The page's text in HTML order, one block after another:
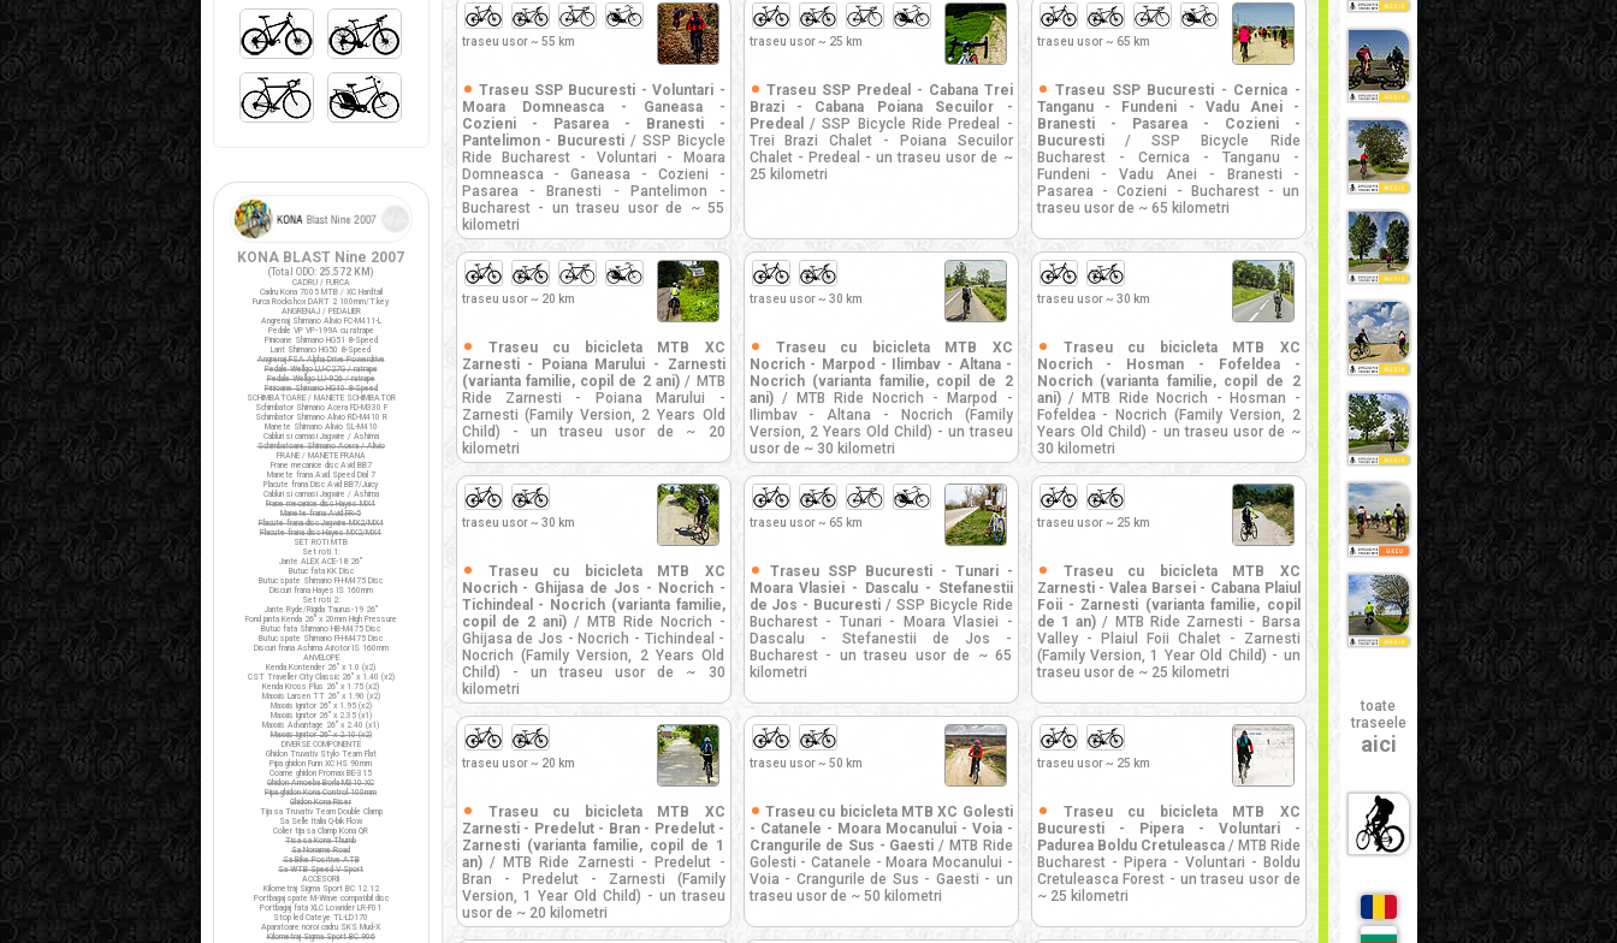
toate
traseele
aici
traseu usor ~ 55 km
Traseu SSP Bucuresti - Voluntari -
Moara Domneasca - Ganeasa -
Cozieni - Pasarea - Branesti -
Pantelimon - Bucuresti / SSP Bicycle
Ride Bucharest - Voluntari - Moara
Domneasca - Ganeasa - Cozieni -
Pasarea - Branesti - Pantelimon -
Bucharest - un traseu usor de ~ 55
kilometri
traseu usor ~ 25 km
Traseu SSP Predeal - Cabana Trei
Brazi - Cabana Poiana Secuilor -
Predeal / SSP Bicycle Ride Predeal -
Trei Brazi Chalet - Poiana Secuilor
Chalet - Predeal - un traseu usor de ~
25 kilometri
traseu usor ~ 65 km
Traseu SSP Bucuresti - Cernica -
Tanganu - Fundeni - Vadu Anei -
Branesti - Pasarea - Cozieni -
Bucuresti/ SSP Bicycle Ride
Bucharest - Cernica - Tanganu -
Fundeni - Vadu Anei - Branesti -
Pasarea - Cozieni - Bucharest - un
traseu usor de ~ 65 kilometri
traseu usor ~ 20 km
Traseu cu bicicleta MTB XC
Zarnesti - Poiana Marului - Zarnesti
(varianta familie, copil de 2 ani)/ MTB
Ride Zarnesti - Poiana Marului -
Zarnesti (Family Version, 2 Years Old
Child) - un traseu usor de ~ 20
kilometri
traseu usor ~ 30 km
Traseu cu bicicleta MTB XC
Nocrich - Marpod - Ilimbav - Altana -
Nocrich (varianta familie, copil de 2
ani)/ MTB Ride Nocrich - Marpod -
Ilimbav - Altana - Nocrich (Family
Version, 2 Years Old Child) - un traseu
usor de ~ 30 kilometri
traseu usor ~ 30 km
Traseu cu bicicleta MTB XC
Nocrich - Hosman - Fofeldea -
Nocrich (varianta familie, copil de 2
ani)/ MTB Ride Nocrich - Hosman -
Fofeldea - Nocrich (Family Version, 2
Years Old Child) - un traseu usor de ~
30 kilometri
traseu usor ~ 30 km
Traseu cu bicicleta MTB XC
Nocrich - Ghijasa de Jos - Nocrich -
Tichindeal - Nocrich (varianta familie,
copil de 2 ani) / MTB Ride Nocrich -
Ghijasa de Jos - Nocrich - Tichindeal -
Nocrich (Family Version, 2 Years Old
Child) - un traseu usor de ~ 30
kilometri
traseu usor ~ 65 km
Traseu SSP Bucuresti - Tunari -
Moara Vlasiei - Dascalu - Stefanestii
de Jos - Bucuresti / SSP Bicycle Ride
Bucharest - Tunari - Moara Vlasiei -
Dascalu - Stefanestii de Jos -
Bucharest - un traseu usor de ~ 65
kilometri
traseu usor ~ 25 km
Traseu cu bicicleta MTB XC
Zarnesti - Valea Barsei - Cabana Plaiul
Foii - Zarnesti (varianta familie, copil
de 1 an) / MTB Ride Zarnesti - Barsa
Valley - Plaiul Foii Chalet - Zarnesti
(Family Version, 1 Year Old Child) - un
traseu usor de ~ 25 kilometri
traseu usor ~ 20 km
Traseu cu bicicleta MTB XC
Zarnesti - Predelut - Bran - Predelut -
Zarnesti (varianta familie, copil de 1
an)/ MTB Ride Zarnesti - Predelut -
Bran - Predelut - Zarnesti (Family
Version, 1 Year Old Child) - un traseu
usor de ~ 20 kilometri
traseu usor ~ 50 km
Traseu cu bicicleta MTB XC Golesti
- Catanele - Moara Mocanului - Voia -
Crangurile de Sus - Gaesti / MTB Ride
Golesti - Catanele - Moara Mocanului -
Voia - Crangurile de Sus - Gaesti - un
traseu usor de ~ 50 kilometri
traseu usor ~ 25 km
Traseu cu bicicleta MTB XC
Bucuresti - Pipera - Voluntari -
Padurea Boldu Cretuleasca/ MTB Ride
Bucharest - Pipera - Voluntari - Boldu
Cretuleasca Forest - un traseu usor de
~ 25 kilometri
KONA BLAST Nine 2007
(Total ODO: 25.572 KM )
CADRU / FURCA
Cadru Kona 7005 MTB / XC Hardtail
Furca Rockshox DART 2 100mm/T.key
ANGRENAJ / PEDALIER
Angrenaj Shimano Alivio FC-M411-L
Pedale VP VP-199A cu ratrape
Pinioane Shimano HG51 8-Speed
Lant Shimano HG50 8-Speed
Angrenaj FSA Alpha Drive Powerdrive
Pedale Wellgo LU-C27G / ratrape
Pedale Wellgo LU-926 / ratrape
Pinioane Shimano HG40 8-Speed
SCHIMBATOARE / MANETE SCHIMBATOR
Schimbator Shimano Acera FD-M330 F
Schimbator Shimano Alivio RD-M410 R
Manete Shimano Alivio SL-M410
Cabluri si camasi Jagwire / Ashima
Schimbatoare Shimano Acera / Alivio
FRANE / MANETE FRANA
Frane mecanice disc Avid BB7
Manete frana Avid Speed Dial 7
Placute frana Disc Avid BB7/Juicy
Cabluri si camasi Jagwire / Ashima
Frane mecanice disc Hayes MX4
Manete frana Avid FR-5
Placute frana disc Jagwire MX2/MX4
Placute frana disc Hayes MX2/MX4
SET ROTI MTB
Set roti 1:
Jante ALEX ACE-18 26"
Butuc fata KK Disc
Butuc spate Shimano FH-M475 Disc
Discuri frana Hayes IS 160mm
Set roti 2:
Jante Ryde/Rigida Taurus-19 26"
Fond janta Kenda 26" x 20mm High Pressure
Butuc fata Shimano HB-M475 Disc
Butuc spate Shimano FH-M475 Disc
Discuri frana Ashima Airotor IS 160mm
ANVELOPE
Kenda Kontender 26" x 1.0 (x2)
CST Traveller City Classic 26" x 1.40 (x2)
Kenda Kross Plus 26" x 1.75 (x2)
Maxxis Larsen TT 26" x 1.90 (x2)
Maxxis Ignitor 26" x 1.95 (x2)
Maxxis Ignitor 26" x 2.35 (x1)
Maxxis Advantage 26" x 2.40 (x1)
Maxxis Ignitor 26" x 2.10 (x2)
DIVERSE COMPONENTE
Ghidon Truvativ Stylo Team Flat
Pipa ghidon Funn XC HS 90mm
Coarne ghidon Promax BE-315
Ghidon Amoeba Borla M310 XC
Pipa ghidon Kona Control 100mm
Ghidon Kona Riser
Tija sa Truvativ Team Double Clamp
Sa Selle Italia Q-bik Flow
Colier tija sa Clamp Kona QR
Tisa sa Kona Thumb
Sa Noname Road
Sa Bike Positive ATB
Sa WTB Speed V Sport
ACCESORII
Kilometraj Sigma Sport BC 12.12
Portbagaj spate M-Wave compatibil disc
Portbagaj fata XLC Lowrider LR-F01
Stop led Cateye TL-LD170
Aparatoare noroi cadru SKS Mud-X
Kilometraj Sigma Sport BC 906